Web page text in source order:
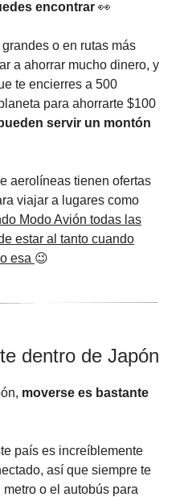
encontrar 👀
o en rutas más
a ahorrar mucho dinero, y
te encierres a 500
para ahorrarte $100
servir un montón
aerolíneas tienen ofertas
viajar a lugares como
Modo Avión todas las
estar al tanto cuando
esa 😉
dentro de Japón
moverse es bastante
país es increíblemente
así que siempre te
o el autobús para